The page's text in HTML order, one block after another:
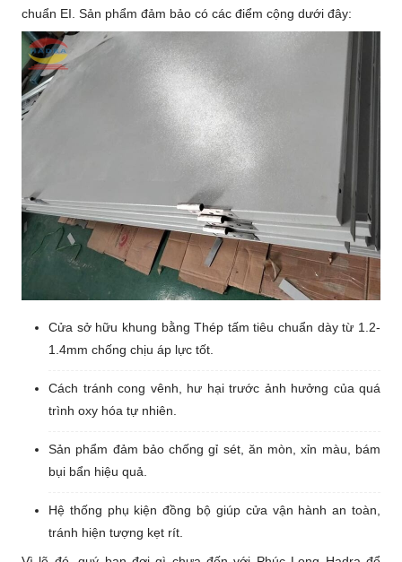
chuẩn EI. Sản phẩm đảm bảo có các điểm cộng dưới đây:
Cửa sở hữu khung bằng Thép tấm tiêu chuẩn dày từ 1.2-
1.4mm chống chịu áp lực tốt.
Cách tránh cong vênh, hư hại trước ảnh hưởng của quá
trình oxy hóa tự nhiên.
Sản phẩm đảm bảo chống gỉ sét, ăn mòn, xỉn màu, bám
bụi bẩn hiệu quả.
Hệ thống phụ kiện đồng bộ giúp cửa vận hành an toàn,
tránh hiện tượng kẹt rít.